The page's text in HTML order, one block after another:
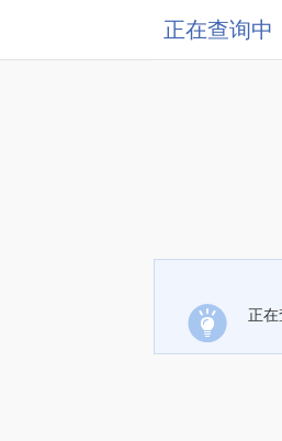
正在查询中
正在